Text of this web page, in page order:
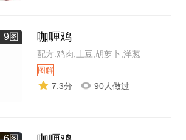
9图 咖喱鸡
配方:鸡肉,土豆,胡萝卜,洋葱
图解
7.3分 90人做过